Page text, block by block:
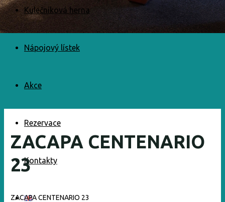
Kulečníková herna
Nápojový lístek
Akce
Rezervace
Kontakty
ZACAPA CENTENARIO
23
ZACAPA CENTENARIO 23